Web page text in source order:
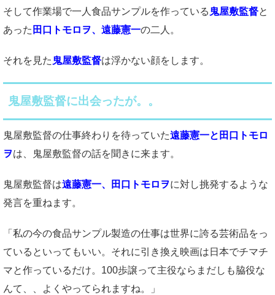
そして作業場で一人食品サンプルを作っている 鬼屋敷監督と
あった 田口トモロヲ、遠藤憲一の二人。
それを見た 鬼屋敷監督は浮かない顔をします。
鬼屋敷監督に出会ったが。。
鬼屋敷監督の仕事終わりを待っていた遠藤憲一と田口トモロ
ヲは、鬼屋敷監督の話を聞きに来ます。
鬼屋敷監督は遠藤憲一、田口トモロヲに対し挑発するような
発言を重ねます。
「私の今の食品サンプル製造の仕事は世界に誇る芸術品をっ
ているといってもいい。それに引き換え映画は日本でチマチ
マと作っているだけ。100歩譲って主役ならまだしも脇役な
んて、、よくやってられますね。」